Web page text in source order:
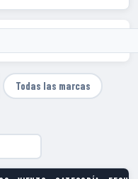
Todas las marcas